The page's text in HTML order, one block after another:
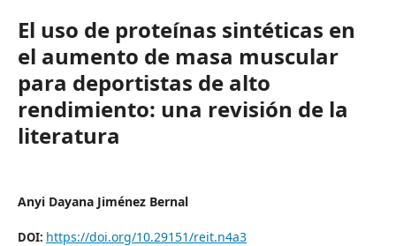
El uso de proteínas sintéticas en
el aumento de masa muscular
para deportistas de alto
rendimiento: una revisión de la
literatura
Anyi Dayana Jiménez Bernal
DOI: https://doi.org/10.29151/reit.n4a3